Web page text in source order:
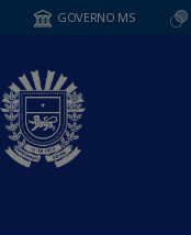
GOVERNO MS